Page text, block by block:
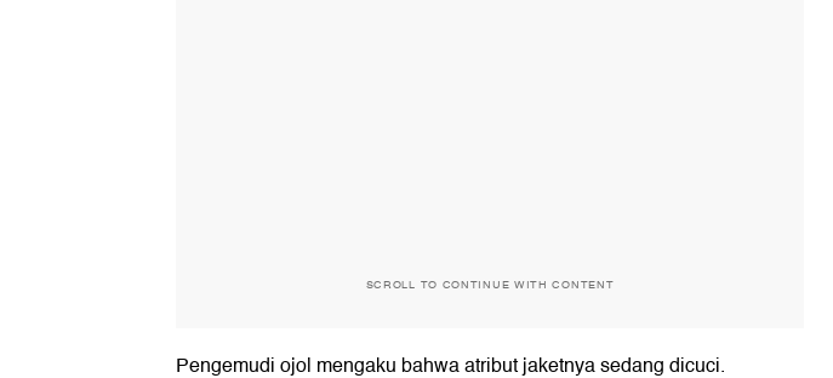
SCROLL TO CONTINUE WITH CONTENT
Pengemudi ojol mengaku bahwa atribut jaketnya sedang dicuci.